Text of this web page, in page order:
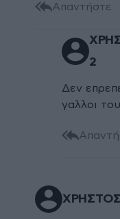
Απαντήστε
2
Δεν
γαλλοι